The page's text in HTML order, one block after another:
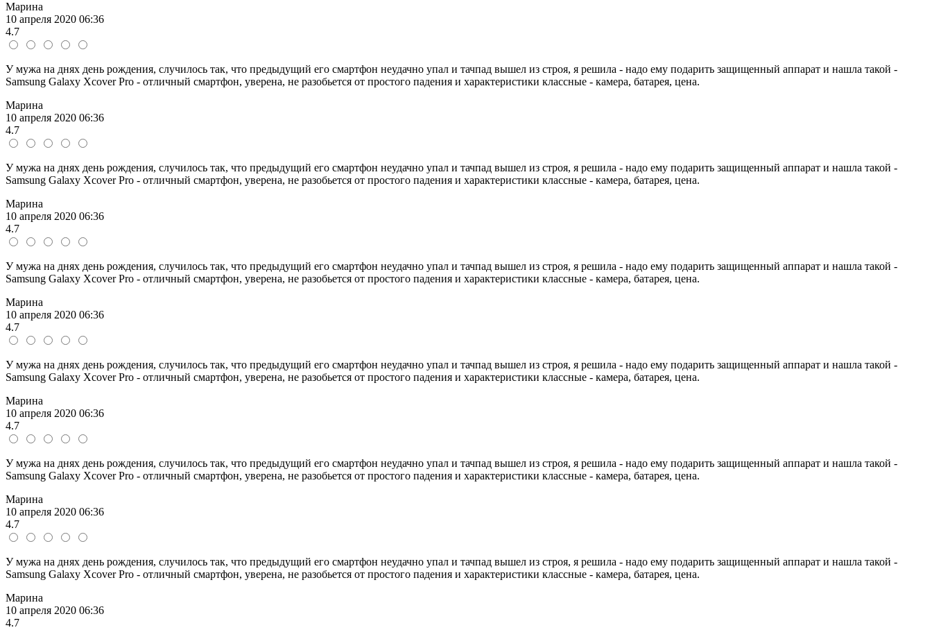
Марина
10 апреля 2020 06:36
4.7
У мужа на днях день рождения, случилось так, что предыдущий его смартфон неудачно упал и тачпад вышел из строя, я решила - надо ему подарить защищенный аппарат и нашла такой -
Samsung Galaxy Xcover Pro - отличный смартфон, уверена, не разобьется от простого падения и характеристики классные - камера, батарея, цена.
Марина
10 апреля 2020 06:36
4.7
У мужа на днях день рождения, случилось так, что предыдущий его смартфон неудачно упал и тачпад вышел из строя, я решила - надо ему подарить защищенный аппарат и нашла такой -
Samsung Galaxy Xcover Pro - отличный смартфон, уверена, не разобьется от простого падения и характеристики классные - камера, батарея, цена.
Марина
10 апреля 2020 06:36
4.7
У мужа на днях день рождения, случилось так, что предыдущий его смартфон неудачно упал и тачпад вышел из строя, я решила - надо ему подарить защищенный аппарат и нашла такой -
Samsung Galaxy Xcover Pro - отличный смартфон, уверена, не разобьется от простого падения и характеристики классные - камера, батарея, цена.
Марина
10 апреля 2020 06:36
4.7
У мужа на днях день рождения, случилось так, что предыдущий его смартфон неудачно упал и тачпад вышел из строя, я решила - надо ему подарить защищенный аппарат и нашла такой -
Samsung Galaxy Xcover Pro - отличный смартфон, уверена, не разобьется от простого падения и характеристики классные - камера, батарея, цена.
Марина
10 апреля 2020 06:36
4.7
У мужа на днях день рождения, случилось так, что предыдущий его смартфон неудачно упал и тачпад вышел из строя, я решила - надо ему подарить защищенный аппарат и нашла такой -
Samsung Galaxy Xcover Pro - отличный смартфон, уверена, не разобьется от простого падения и характеристики классные - камера, батарея, цена.
Марина
10 апреля 2020 06:36
4.7
У мужа на днях день рождения, случилось так, что предыдущий его смартфон неудачно упал и тачпад вышел из строя, я решила - надо ему подарить защищенный аппарат и нашла такой -
Samsung Galaxy Xcover Pro - отличный смартфон, уверена, не разобьется от простого падения и характеристики классные - камера, батарея, цена.
Марина
10 апреля 2020 06:36
4.7